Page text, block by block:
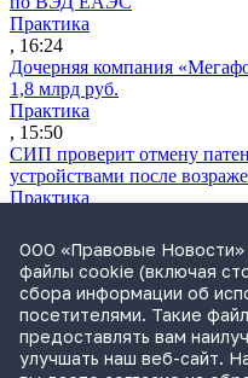
Практика
, 16:24
Дочерняя компания
1,8 млрд руб.
Практика
, 15:50
СИП проверит отмену
устройствами после
Практика
Суды 10 стран
Google о возврате
Международная практика
, 14:09
ФАС раскрыла схему
«Единство»
Практика
ООО «Правовые
файлы cookie (включая
сбора информации об
посетителями. Такие
предоставлять вам
улучшать наш веб-сайт.